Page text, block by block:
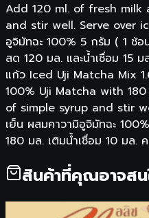
Add 120 ml. of fresh milk
and stir well. Serve over
อูจิมัทฉะ 100% 5 กรัม ( 1 ช้อ
สด 120 มล. และน้ำเชื่อม 15
แก้ว Iced Uji Matcha Mix
100% Uji Matcha with
of simple syrup and stir
เย็น ผสมคาวามิอูจิมัทฉะ
180 มล. เติมน้ำเชื่อม 10 มล.
สินค้าที่คุณอาจสน